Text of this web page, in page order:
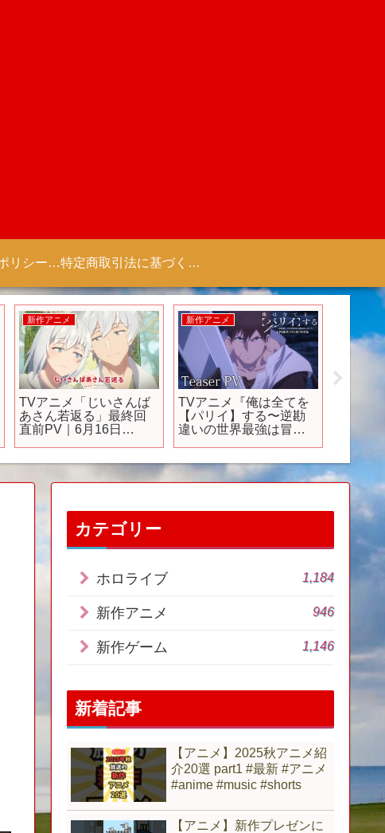
プライバシーポリシー 【Colorful Creation】 特定商取引法に基づく表記（商取引に関する開示）
新作アニメ
TVアニメ「じいさんば
あさん若返る」最終回
直前PV｜6月16日
新作アニメ
TVアニメ『俺は全てを
【パリイ】する〜逆勘
違いの世界最強は冒険
送開始
の公式
カテゴリー
ホロライブ 1,184
新作アニメ 946
新作ゲーム 1,146
新着記事
【アニメ】2025秋アニメ紹
介20選 part1 #最新 #アニメ
#anime #music #shorts
【アニメ】新作プレゼンに